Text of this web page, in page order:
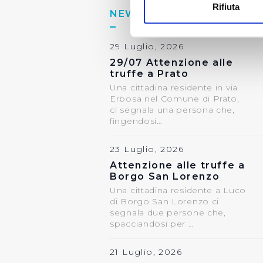
Identificare il tuo
digitali).
Approfondisci come
modificare o ritirare il tuo
Utilizziamo dei cookie
navigazione sulle pagine e
consensi dallo stesso
per personalizzare
modo in cui l’Utente
pubblicità e social media,
loro o che hanno raccolto
Cliccando su "Accetta
Cliccando su
Rifiuta
NEWS ISTITUZIONALI
29 Luglio, 2026
29/07 Attenzione alle
truffe a Prato
Una cittadina residente in via
Erbosa nel Comune di Prato,
ci segnala una persona che,
fingendosi…
23 Luglio, 2026
Attenzione alle truffe a
Borgo San Lorenzo
Una cittadina residente a Luco
di Borgo San Lorenzo ci
segnala due persone che,
spacciandosi per …
21 Luglio, 2026